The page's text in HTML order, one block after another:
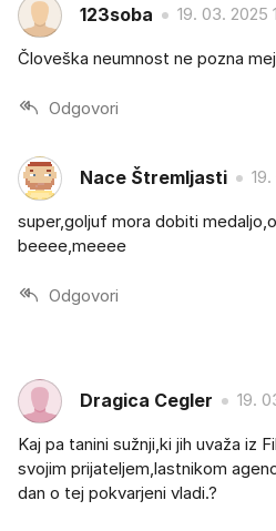
123soba 19. 03. 2025
Človeška neumnost ne pozna
Odgovori
Nace Štremljasti
super,goljuf mora dobiti
beeee,meeee
Odgovori
Dragica Cegler 19.
Kaj pa tanini sužnji,ki jih uvaža iz
svojim prijateljem,lastnikom
dan o tej pokvarjeni vladi.?